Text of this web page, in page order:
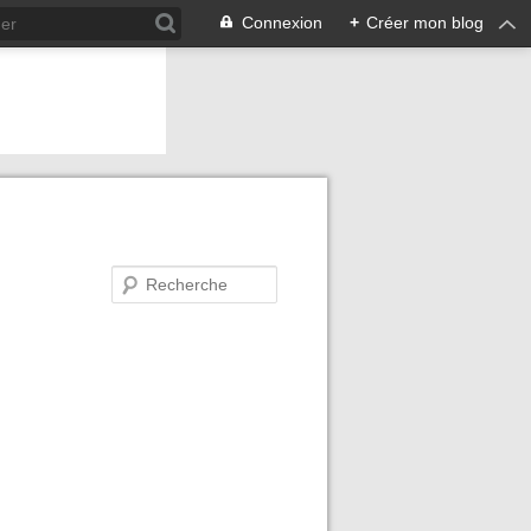
Connexion + Créer mon blog